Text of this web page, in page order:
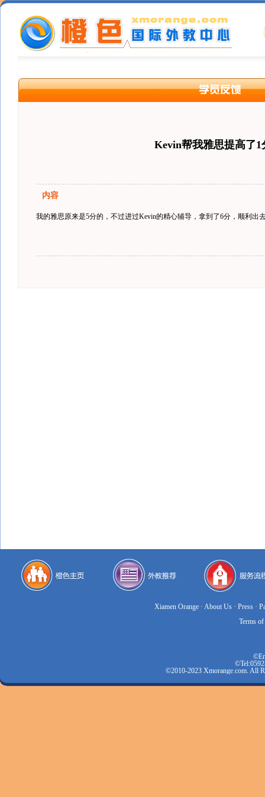
Kevin帮我雅思提高了1
内容
我的雅思原来是5分的，不过进过Kevin的精心辅导，拿到了6分，顺利出
Xiamen Orange · About Us · Press ·
Terms
©2010-2023 Xmorange.com. All